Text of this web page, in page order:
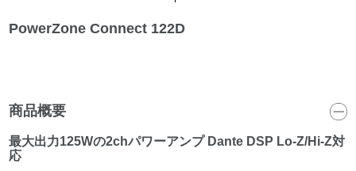
PowerZone Connect 122D
商品概要
最大出力125Wの2chパワーアンプ Dante DSP Lo-Z/Hi-Z対
応